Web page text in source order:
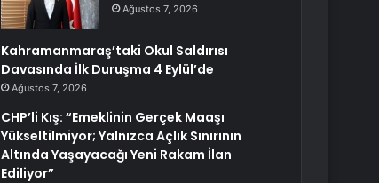
Ağustos 7, 2026
Kahramanmaraş’taki Okul Saldırısı
Davasında İlk Duruşma 4 Eylül’de
Ağustos 7, 2026
CHP’li Kış: “Emeklinin Gerçek Maaşı
Yükseltilmiyor; Yalnızca Açlık Sınırının
Altında Yaşayacağı Yeni Rakam İlan
Ediliyor”